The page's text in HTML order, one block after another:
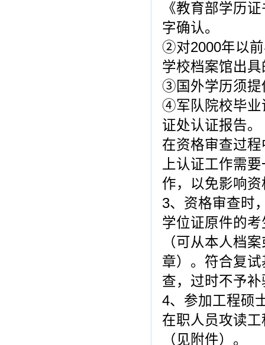
《教育部学历
字确认。
②对2000年以前
学校档案馆出
③国外学历须提
④军队院校毕业
证处认证报告。
在资格审查过
上认证工作需
作，以免影响
3、资格审查时
学位证原件的
（可从本人档
章）。符合复
查，过时不予
4、参加工程硕
在职人员攻读
（见附件）。